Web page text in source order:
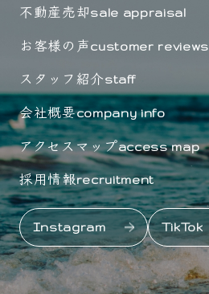
不動産売却sale appraisal
お客様の声customer reviews
スタッフ紹介staff
会社概要company info
アクセスマップaccess map
採用情報recruitment
Instagram TikTok